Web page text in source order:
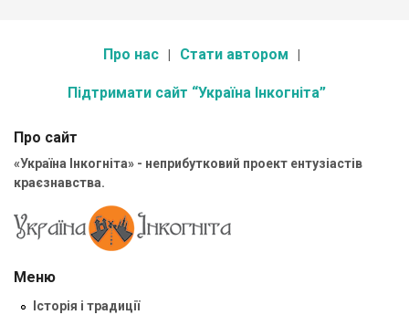
Про нас Стати автором
Підтримати сайт “Україна Інкогніта”
Про сайт
«Україна Інкогніта» - неприбутковий проект ентузіастів
краєзнавства.
Меню
Історія і традиції